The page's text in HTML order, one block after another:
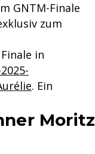
GNTM-Finale
zum
in
. Ein
Moritz